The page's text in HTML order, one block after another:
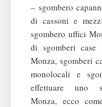
– sgombero
di cassoni e
sgombero uffici
di sgomberi case
Monza, sgomberi
monolocali e
effettuare uno
Monza, ecco